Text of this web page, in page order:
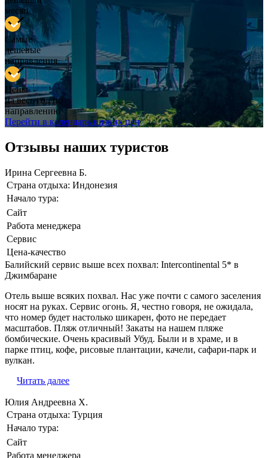
месяц
Самые
дешевые
направления
Цены
на весь год по
направлению
Перейти в календарь низких цен
Отзывы наших туристов
Ирина Сергеевна Б.
Страна отдыха: Индонезия
Начало тура:
Сайт
Работа менеджера
Сервис
Цена-качество
Балийский сервис выше всех похвал: Intercontinental 5* в
Джимбаране
Отель выше всяких похвал. Нас уже почти с самого заселения
носят на руках. Сервис огонь. Я, честно говоря, не ожидала,
что номер будет настолько шикарен, фото не передает
масштабов. Пляж отличный! Закаты на нашем пляже
бомбические. Очень красивый Убуд. Были и в храме, и в
парке птиц, кофе, рисовые плантации, качели, сафари-парк и
вулкан.
Читать далее
Юлия Андреевна Х.
Страна отдыха: Турция
Начало тура:
Сайт
Работа менеджера